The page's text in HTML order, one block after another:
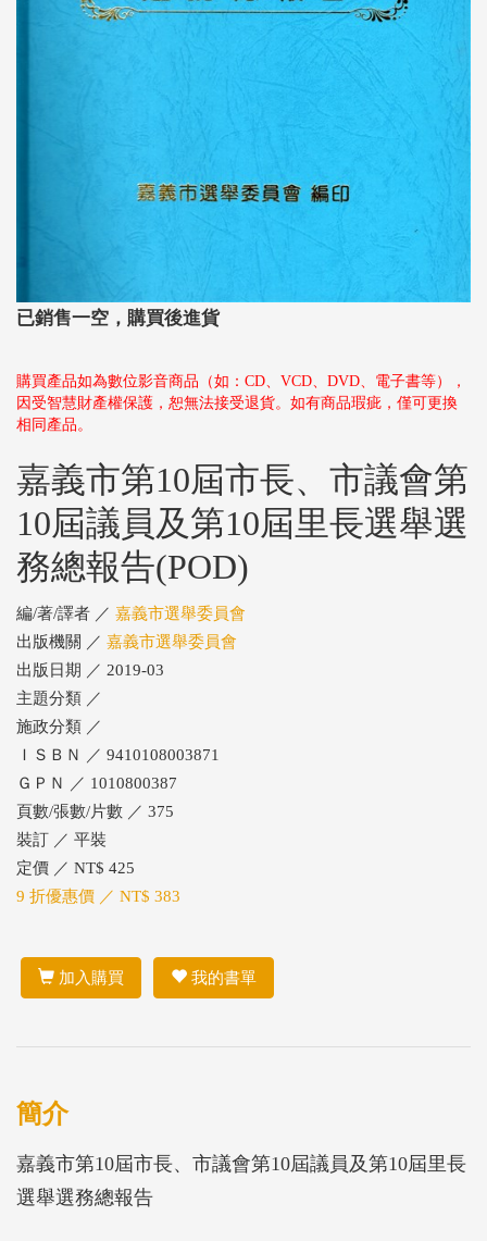
已銷售一空，購買後進貨
購買產品如為數位影音商品（如：CD、VCD、DVD、電子書等），
因受智慧財產權保護，恕無法接受退貨。如有商品瑕疵，僅可更換
相同產品。
嘉義市第10屆市長、市議會第
10屆議員及第10屆里長選舉選
務總報告(POD)
編/著/譯者 ／ 嘉義市選舉委員會
出版機關 ／ 嘉義市選舉委員會
出版日期 ／ 2019-03
主題分類 ／
施政分類 ／
ＩＳＢＮ ／ 9410108003871
ＧＰＮ ／ 1010800387
頁數/張數/片數 ／ 375
裝訂 ／ 平裝
定價 ／ NT$ 425
9 折優惠價 ／ NT$ 383
加入購買 我的書單
簡介
嘉義市第10屆市長、市議會第10屆議員及第10屆里長
選舉選務總報告